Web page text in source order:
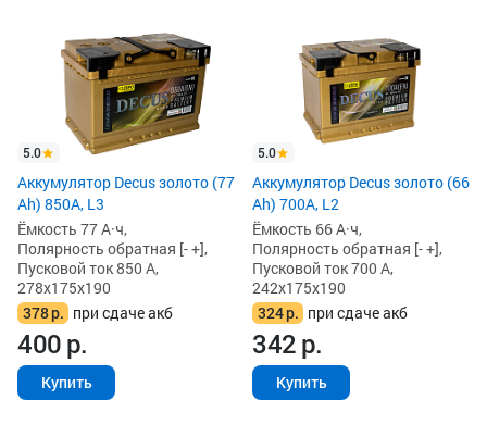
5.0
Аккумулятор Decus золото (77
Ah) 850А, L3
Ёмкость 77 А·ч,
Полярность обратная [- +],
Пусковой ток 850 А,
278x175x190
378р. при сдаче акб
400р.
Купить
5.0
Аккумулятор Decus золото (66
Ah) 700A, L2
Ёмкость 66 А·ч,
Полярность обратная [- +],
Пусковой ток 700 А,
242x175x190
324р. при сдаче акб
342р.
Купить